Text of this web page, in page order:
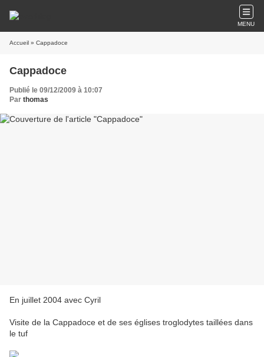
MENU
Accueil » Cappadoce
Cappadoce
Publié le 09/12/2009 à 10:07
Par thomas
En juillet 2004 avec Cyril
Visite de la Cappadoce et de ses églises troglodytes taillées dans
le tuf